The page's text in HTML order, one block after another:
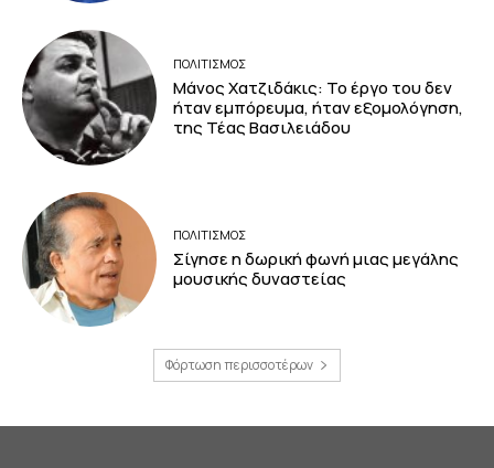
ΠΟΛΙΤΙΣΜΟΣ
Μάνος Χατζιδάκις: Το έργο του δεν
ήταν εμπόρευμα, ήταν εξομολόγηση,
της Τέας Βασιλειάδου
ΠΟΛΙΤΙΣΜΟΣ
Σίγησε η δωρική φωνή μιας μεγάλης
μουσικής δυναστείας
Φόρτωση περισσοτέρων